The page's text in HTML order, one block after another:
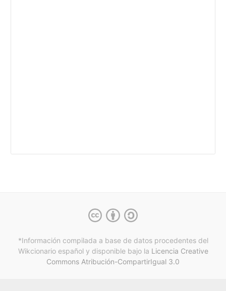
*Información compilada a base de datos procedentes del
Wikcionario español y disponible bajo la Licencia Creative
Commons Atribución-CompartirIgual 3.0